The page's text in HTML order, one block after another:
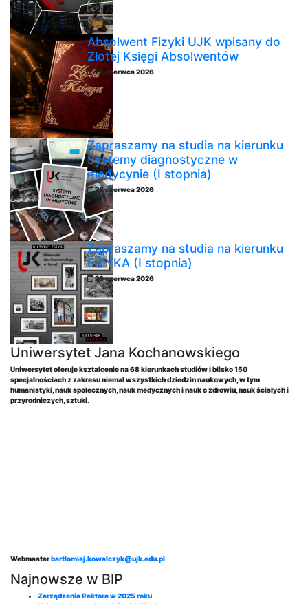
Absolwent Fizyki UJK wpisany do
Złotej Księgi Absolwentów
26 czerwca 2026
Zapraszamy na studia na kierunku
Systemy diagnostyczne w
medycynie (I stopnia)
26 czerwca 2026
Zapraszamy na studia na kierunku
FIZYKA (I stopnia)
26 czerwca 2026
Uniwersytet Jana Kochanowskiego
Uniwersytet oferuje ksztalcenie na 68 kierunkach studiów i blisko 150
specjalnościach z zakresu niemal wszystkich dziedzin naukowych, w tym
humanistyki, nauk społecznych, nauk medycznych i nauk o zdrowiu, nauk ścisłych i
przyrodniczych, sztuki.
Webmasterbartlomiej.kowalczyk@ujk.edu.pl
Najnowsze w BIP
Zarządzenia Rektora w 2025 roku